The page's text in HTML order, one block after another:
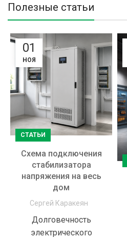
Полезные статьи
01
НОЯ
СТАТЬИ
Схема подключения
стабилизатора
напряжения на весь
дом
Сергей Каракеян
Долговечность
электрического